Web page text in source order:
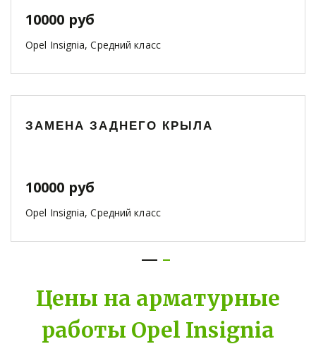
10000 руб
Opel Insignia, Средний класс
ЗАМЕНА ЗАДНЕГО КРЫЛА
10000 руб
Opel Insignia, Средний класс
Цены на арматурные
работы Opel Insignia